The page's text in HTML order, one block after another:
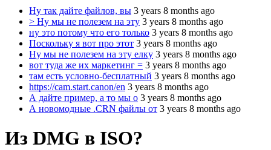
Ну так дайте файлов, вы 3 years 8 months ago
> Ну мы не полезем на эту 3 years 8 months ago
ну это потому что его только 3 years 8 months ago
Поскольку я вот про этот 3 years 8 months ago
Ну мы не полезем на эту елку 3 years 8 months ago
вот туда же их маркетинг = 3 years 8 months ago
там есть условно-бесплатный 3 years 8 months ago
https://cam.start.canon/en 3 years 8 months ago
А дайте пример, а то мы о 3 years 8 months ago
А новомодные .CRN файлы от 3 years 8 months ago
Из DMG в ISO?